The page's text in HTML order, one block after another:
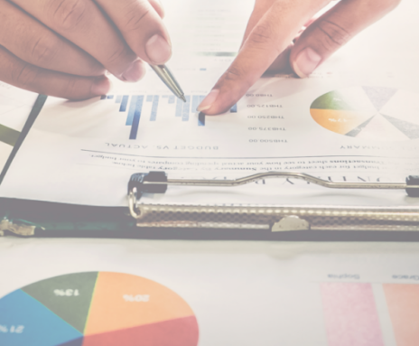
Brionne
MENU
Accueil
Qui sommes-nous ?
Recrutement
Création
Paye &
dirigeant